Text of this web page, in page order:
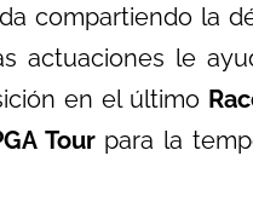
compartiendo la
actuaciones le
en el último
Tourpara la